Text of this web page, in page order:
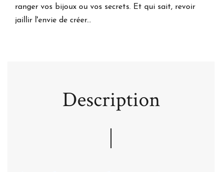
ranger vos bijoux ou vos secrets. Et qui sait, revoir
jaillir l'envie de créer...
Description